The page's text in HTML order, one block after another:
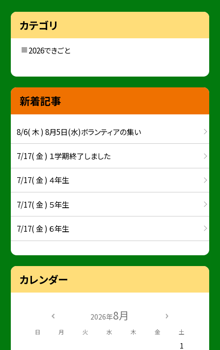
カテゴリ
2026できごと
新着記事
8/6( 木 ) 8月5日(水)ボランティアの集い
7/17( 金 ) １学期終了しました
7/17( 金 ) ４年生
7/17( 金 ) ５年生
7/17( 金 ) ６年生
カレンダー
2026年8月
日 月 火 水 木 金 土
1